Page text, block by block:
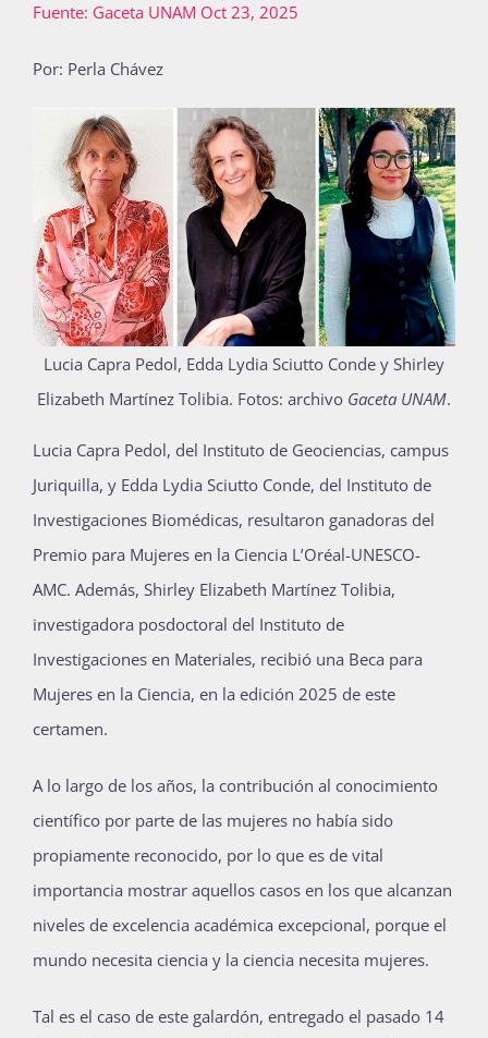
Súmate
Publicaciones
Bienvenida generación 2027-1
Fuente: Gaceta UNAM Oct 23, 2025
Por: Perla Chávez
Lucia Capra Pedol, Edda Lydia Sciutto Conde y Shirley
Elizabeth Martínez Tolibia. Fotos: archivo Gaceta UNAM.
L ucia Capra Pedol, del Instituto de Geociencias, campus
Juriquilla, y Edda Lydia Sciutto Conde, del Instituto de
Investigaciones Biomédicas, resultaron ganadoras del
Premio para Mujeres en la Ciencia L’Oréal-UNESCO-
AMC. Además, Shirley Elizabeth Martínez Tolibia,
investigadora posdoctoral del Instituto de
Investigaciones en Materiales, recibió una Beca para
Mujeres en la Ciencia, en la edición 2025 de este
certamen.
A lo largo de los años, la contribución al conocimiento
científico por parte de las mujeres no había sido
propiamente reconocido, por lo que es de vital
importancia mostrar aquellos casos en los que alcanzan
niveles de excelencia académica excepcional, porque el
mundo necesita ciencia y la ciencia necesita mujeres.
Tal es el caso de este galardón, entregado el pasado 14